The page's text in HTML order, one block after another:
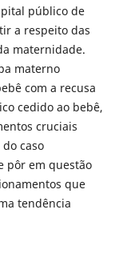
público de
a respeito das
maternidade.
materno
com a recusa
cedido ao bebê,
cruciais
caso
pôr em questão
que
tendência